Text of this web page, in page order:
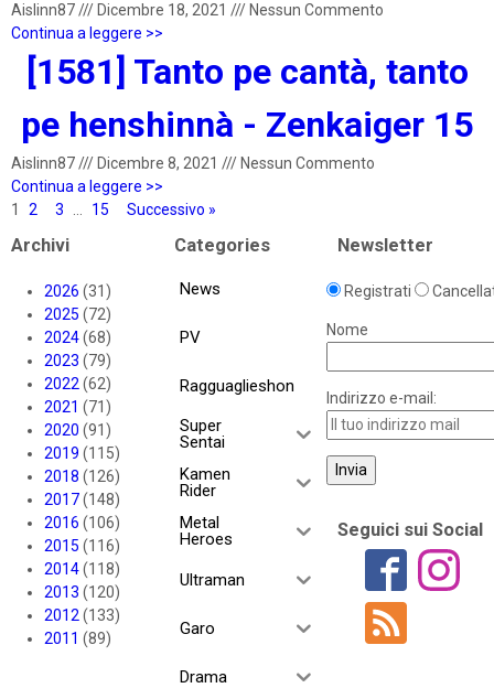
Aislinn87/// Dicembre 18, 2021 /// Nessun Commento
Continua a leggere >>
[1581] Tanto pe cantà, tanto
pe henshinnà - Zenkaiger 15
Aislinn87/// Dicembre 8, 2021 /// Nessun Commento
Continua a leggere >>
1
2 3 15 Successivo »
Archivi
2026 (31)
2025 (72)
2024(68)
2023 (79)
2022 (62)
2021 (71)
2020 (91)
2019 (115)
2018 (126)
2017(148)
2016 (106)
2015 (116)
2014(118)
2013 (120)
2012 (133)
2011 (89)
Categories
News
PV
Ragguaglieshon
Super
Sentai
Kamen
Rider
Metal
Heroes
Ultraman
Garo
Drama
Newsletter
Registrati
Nome
Indirizzo e-mail:
Seguici sui Social